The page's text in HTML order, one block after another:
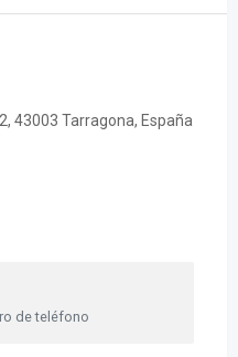
43003 Tarragona, España
de teléfono